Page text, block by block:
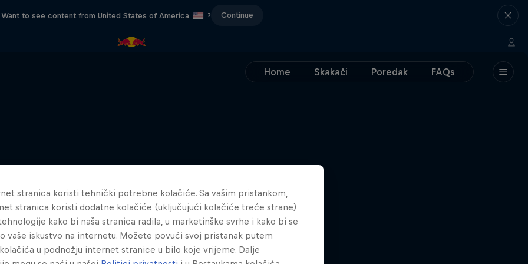
Want to see content from United States of America ? Continue
Home Skakači Poredak FAQs
stranica koristi tehnički potrebne kolačiće. Sa vašim pristankom,
stranica koristi dodatne kolačiće (uključujući kolačiće treće strane)
kako bi naša stranica radila, u marketinške svrhe i kako bi se
vaše iskustvo na internetu. Možete povući svoj pristanak putem
u podnožju internet stranice u bilo koje vrijeme. Dalje